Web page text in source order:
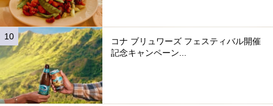
コナ ブリュワーズ フェスティバル開催
記念キャンペーン...